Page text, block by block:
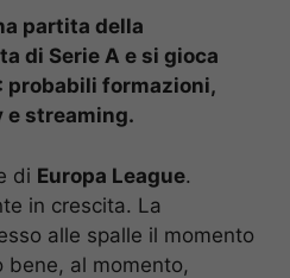
partita della
di Serie A e si gioca
probabili formazioni,
e streaming.
di Europa League.
in crescita. La
alle spalle il momento
bene, al momento,